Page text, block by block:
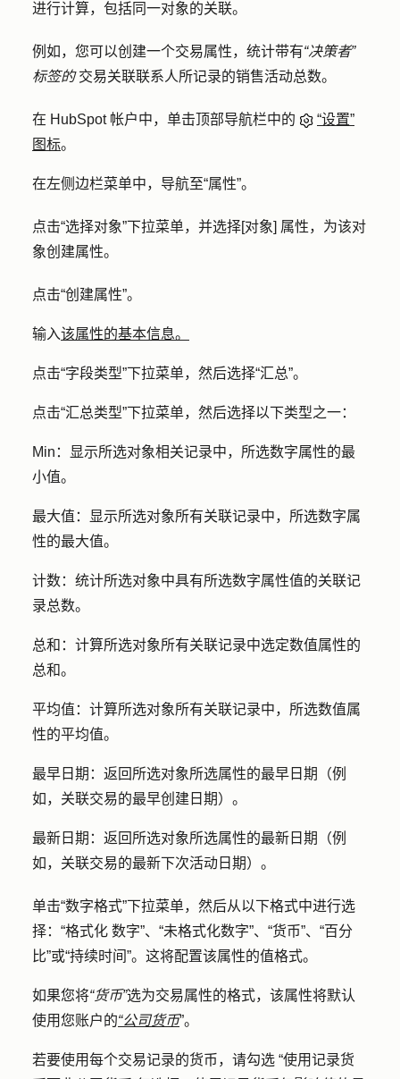
进行计算，包括同一对象的关联。
例如，您可以创建一个交易属性，统计带有“决策者”
标签的交易关联联系人所记录的销售活动总数。
在 HubSpot 帐户中，单击顶部导航栏中的
“设置”
图标。
在左侧边栏菜单中，导航至“属性”。
点击“选择对象”下拉菜单，并选择[对象] 属性， 为该对
象创建属性。
点击“创建属性”。
输入该属性的基本信息。
点击“字段类型”下拉菜单，然后选择“汇总”。
点击“汇总类型”下拉菜单，然后选择以下类型之一：
Min：
显示所选对象相关记录中，所选数字属性的最
小值。
最大值：
显示所选对象所有关联记录中，所选数字属
性的最大值。
计数： 统计所选对象中具有所选数字属性值的关联记
录总数。
总和： 计算所选对象所有关联记录中选定数值属性的
总和。
平均值： 计算所选对象所有关联记录中，所选数值属
性的平均值。
最早日期 ：返回所选对象所选属性的最早日期（例
如，关联交易的最早创建日期）。
最新日期 ：返回所选对象所选属性的最新日期（例
如，关联交易的最新下次活动日期）。
单击“数字格式”下拉菜单，然后从以下格式中进行选
择： “格式化 数字”、 “未格式化数字”、 “货币”、 “百分
比”或“持续时间”。这将配置该属性的值格式。
如果您将“货币”选为交易属性的格式，该属性将默认
使用您账户的“公司货币”。
若要使用每个交易记录的货币，请勾选 “使用记录货